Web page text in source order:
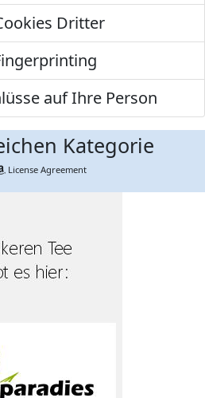
Dritter
auf Ihre Person
Kategorie
License Agreement